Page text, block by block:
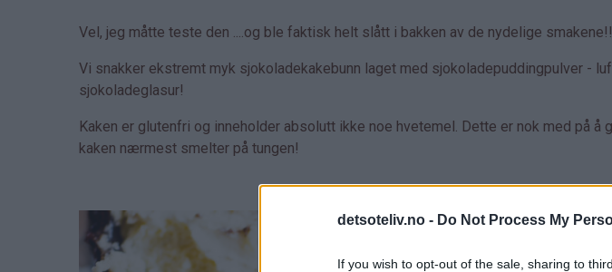
detsoteliv.no - Do Not Process My
If you wish to opt-out of the sale, sharing to
Vel, jeg måtte teste den ....og ble faktisk helt slått i bakken av de nydelige smakene!!
Vi snakker ekstremt myk sjokoladekakebunn laget med sjokoladepuddingpulver -
sjokoladeglasur!
Kaken er glutenfri og inneholder absolutt ikke noe hvetemel. Dette er nok med på
kaken nærmest smelter på tungen!